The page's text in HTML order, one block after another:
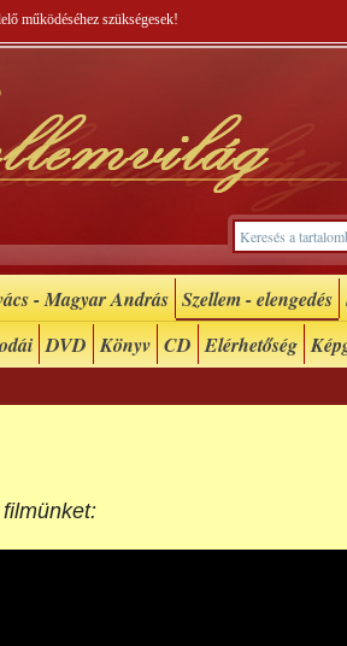
működéséhez szükségesek!
- Magyar András Szellem - elengedés
DVD Könyv CD Elérhetőség